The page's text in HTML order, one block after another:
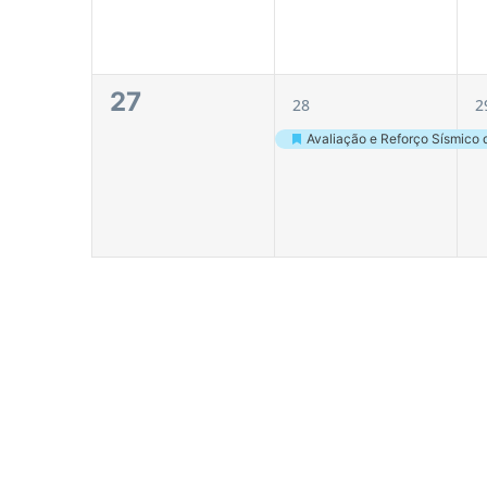
0
27
1
evento,
28
Destaque
1